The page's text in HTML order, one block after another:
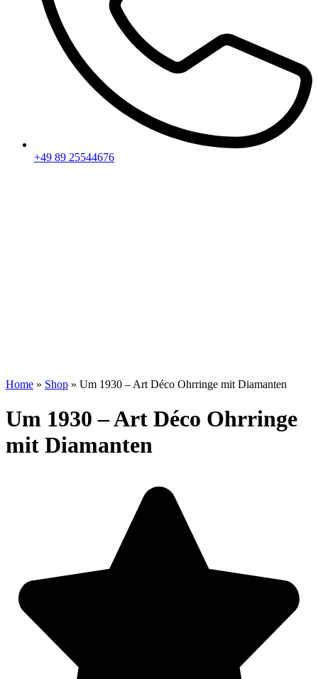
+49 89 25544676
Home » Shop » Um 1930 – Art Déco Ohrringe mit Diamanten
Um 1930 – Art Déco Ohrringe
mit Diamanten